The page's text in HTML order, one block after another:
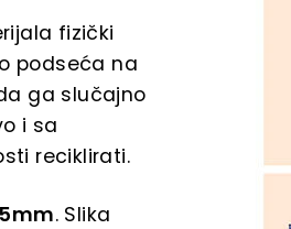
fizički
podseća na
ga slučajno
i sa
reciklirati.
. Slika